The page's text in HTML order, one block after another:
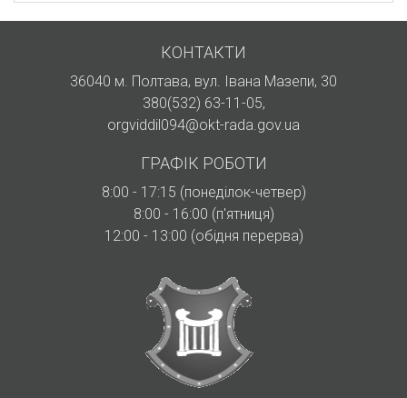
КОНТАКТИ
36040 м. Полтава, вул. Івана Мазепи, 30
380(532) 63-11-05,
orgviddil094@okt-rada.gov.ua
ГРАФІК РОБОТИ
8:00 - 17:15 (понеділок-четвер)
8:00 - 16:00 (п'ятниця)
12:00 - 13:00 (обідня перерва)